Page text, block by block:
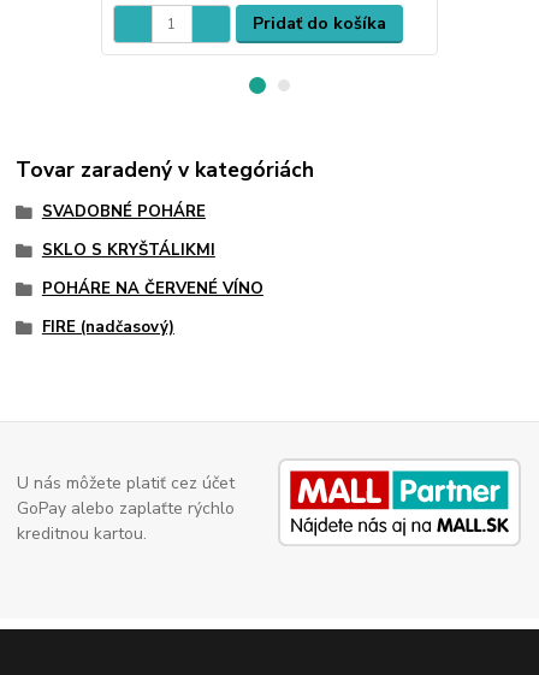
Pridať do košíka
Tovar zaradený v kategóriách
SVADOBNÉ POHÁRE
SKLO S KRYŠTÁLIKMI
POHÁRE NA ČERVENÉ VÍNO
FIRE (nadčasový)
U nás môžete platiť cez účet
GoPay alebo zaplaťte rýchlo
kreditnou kartou.